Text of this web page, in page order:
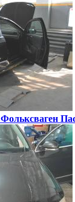
Фольксваген